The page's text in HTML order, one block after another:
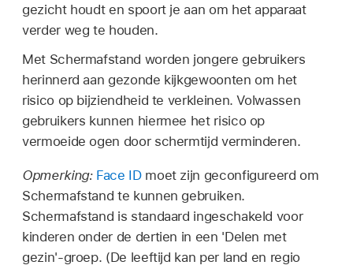
gezicht houdt en spoort je aan om het apparaat
verder weg te houden.
Met Schermafstand worden jongere gebruikers
herinnerd aan gezonde kijkgewoonten om het
risico op bijziendheid te verkleinen. Volwassen
gebruikers kunnen hiermee het risico op
vermoeide ogen door schermtijd verminderen.
Opmerking: Face IDmoet zijn geconfigureerd om
Schermafstand te kunnen gebruiken.
Schermafstand is standaard ingeschakeld voor
kinderen onder de dertien in een 'Delen met
gezin'-groep. (De leeftijd kan per land en regio